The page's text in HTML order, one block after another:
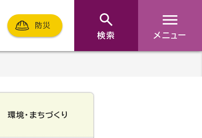
防災
検索 メニュー
環境・まちづくり